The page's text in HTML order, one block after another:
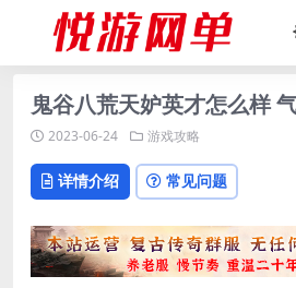
鬼谷八荒天妒英才怎么样
2023-06-24 游戏攻略
详情介绍 常见问题